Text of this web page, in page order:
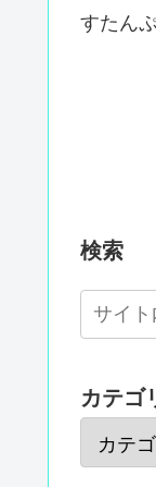
すたん
検索
カテゴ